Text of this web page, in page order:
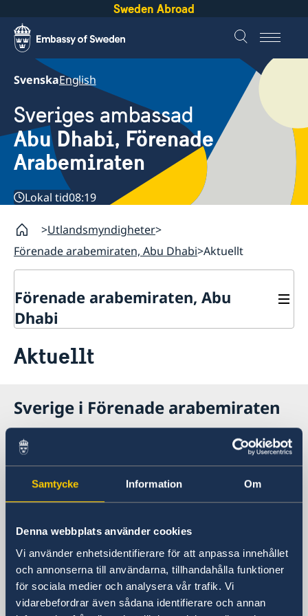
Samtycke Information Om
Denna webbplats använder cookies
Vi använder enhetsidentifierare för att anpassa innehållet
och annonserna till användarna, tillhandahålla funktioner
för sociala medier och analysera vår trafik. Vi
vidarebefordrar även sådana identifierare och annan
Sweden Abroad
SvenskaEnglish
Sveriges ambassad
Abu Dhabi, Förenade
Arabemiraten
Lokal tid08:19
Utlandsmyndigheter
Förenade arabemiraten, Abu Dhabi Aktuellt
Förenade arabemiraten, Abu
Dhabi
Om oss
Vi är en resurs för svenska företag
Team Sweden
Svenska företag i Förenade arabemiraterna
Anmäl handelshinder
Aktuellt
Nyheter
Aktuellt
Sverige i Förenade arabemiraten
Sveriges ambassad
Besöksadress
12th floor, Al Otaiba Tower
crossing with 4th Street
Postadress
Embassy of Sweden
P.O. Box 31867
Abu Dhabi